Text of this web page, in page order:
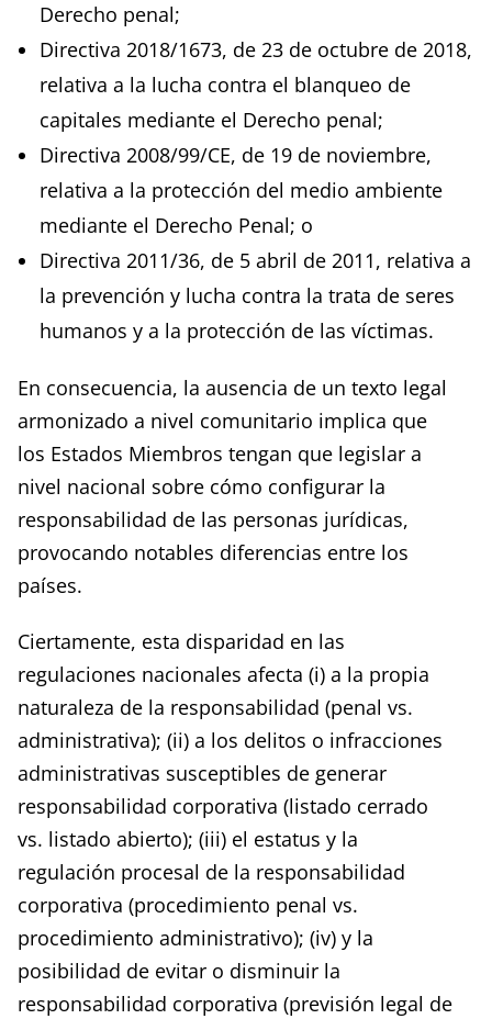
Derecho penal;
Directiva 2018/1673, de 23 de octubre de 2018,
relativa a la lucha contra el blanqueo de
capitales mediante el Derecho penal;
Directiva 2008/99/CE, de 19 de noviembre,
relativa a la protección del medio ambiente
mediante el Derecho Penal; o
Directiva 2011/36, de 5 abril de 2011, relativa a
la prevención y lucha contra la trata de seres
humanos y a la protección de las víctimas.
En consecuencia, la ausencia de un texto legal
armonizado a nivel comunitario implica que
los Estados Miembros tengan que legislar a
nivel nacional sobre cómo configurar la
responsabilidad de las personas jurídicas,
provocando notables diferencias entre los
países.
Ciertamente, esta disparidad en las
regulaciones nacionales afecta (i) a la propia
naturaleza de la responsabilidad (penal vs.
administrativa); (ii) a los delitos o infracciones
administrativas susceptibles de generar
responsabilidad corporativa (listado cerrado
vs. listado abierto); (iii) el estatus y la
regulación procesal de la responsabilidad
corporativa (procedimiento penal vs.
procedimiento administrativo); (iv) y la
posibilidad de evitar o disminuir la
responsabilidad corporativa (previsión legal de